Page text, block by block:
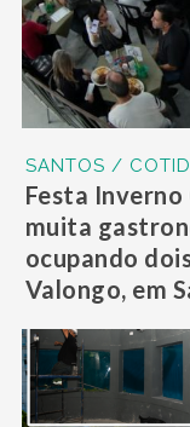
SANTOS /
Festa
muita
ocupando
Valongo, em